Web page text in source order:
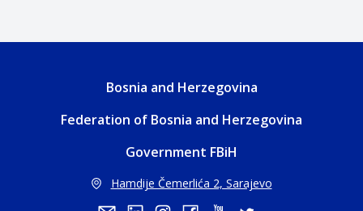
Bosnia and Herzegovina
Federation of Bosnia and Herzegovina
Government FBiH
Hamdije Čemerlića 2, Sarajevo